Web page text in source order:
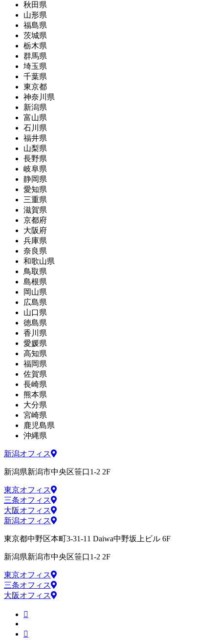
秋田県
山形県
福島県
茨城県
栃木県
群馬県
埼玉県
千葉県
東京都
神奈川県
新潟県
富山県
石川県
福井県
山梨県
長野県
岐阜県
静岡県
愛知県
三重県
滋賀県
京都府
大阪府
兵庫県
奈良県
和歌山県
鳥取県
島根県
岡山県
広島県
山口県
徳島県
香川県
愛媛県
高知県
福岡県
佐賀県
長崎県
熊本県
大分県
宮崎県
鹿児島県
沖縄県
新潟オフィス
新潟県新潟市中央区笹口1-2 2F
東京オフィス
三条オフィス
大阪オフィス
新潟オフィス
東京都中野区本町3-31-11 Daiwa中野坂上ビル 6F
新潟県新潟市中央区笹口1-2 2F
東京オフィス
三条オフィス
大阪オフィス